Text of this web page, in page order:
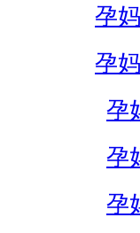
孕
孕
孕
孕
孕